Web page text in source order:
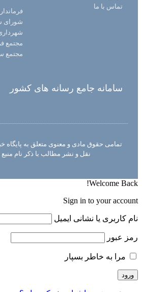
تماس با ما
شورای
مجتمع
مجتمع
سامانه جامع رسانه های کشور
تمامی حقوق مادی و معنوی متعلق به پایگاه
نقل و نشر مطالب با ذکر نام منبع
Welcome Back!
Sign in to your account
نام کاربری یا نشانی ایمیل
رمز عبور
مرا به خاطر بسپار